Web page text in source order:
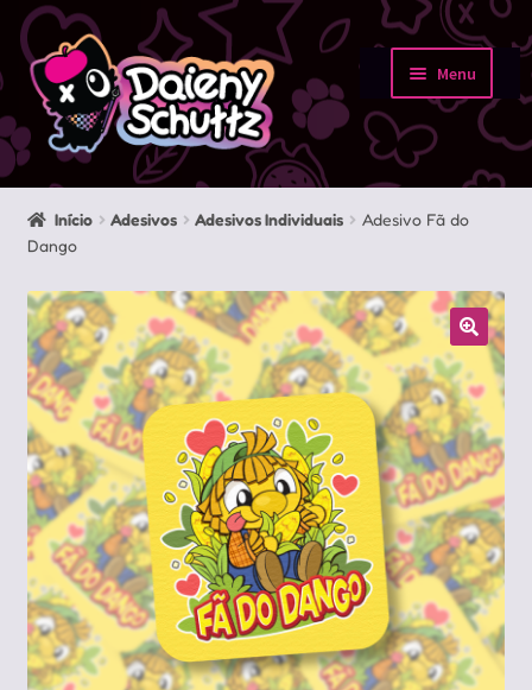
Pular
para
navegação
Pular
para
conteúdo
Menu
Início
Loja
Sobre
Portfolio
Contato
Início Adesivos Adesivos Individuais
Adesivo Fã do
Dango